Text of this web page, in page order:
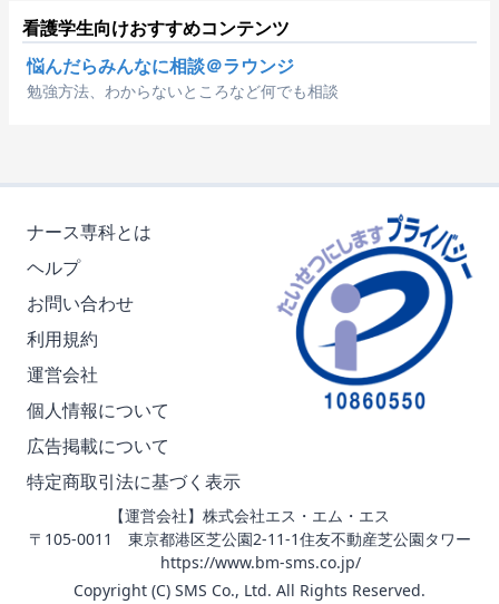
看護学生向けおすすめコンテンツ
悩んだらみんなに相談＠ラウンジ
勉強方法、わからないところなど何でも相談
ナース専科とは
ヘルプ
お問い合わせ
利用規約
運営会社
個人情報について
広告掲載について
特定商取引法に基づく表示
【運営会社】株式会社エス・エム・エス
〒105-0011 東京都港区芝公園2-11-1住友不動産芝公園タワー
https://www.bm-sms.co.jp/
Copyright (C) SMS Co., Ltd. All Rights Reserved.